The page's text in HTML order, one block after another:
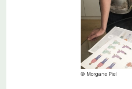
© Morgane Piel